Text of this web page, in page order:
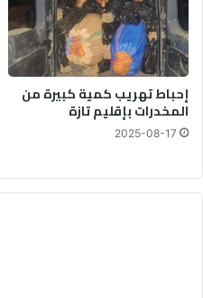
ة
ا
ل
ر
ق
م
ي
إحباط تهريب كمية كبيرة من
المخدرات بإقليم تازة
2025-08-17